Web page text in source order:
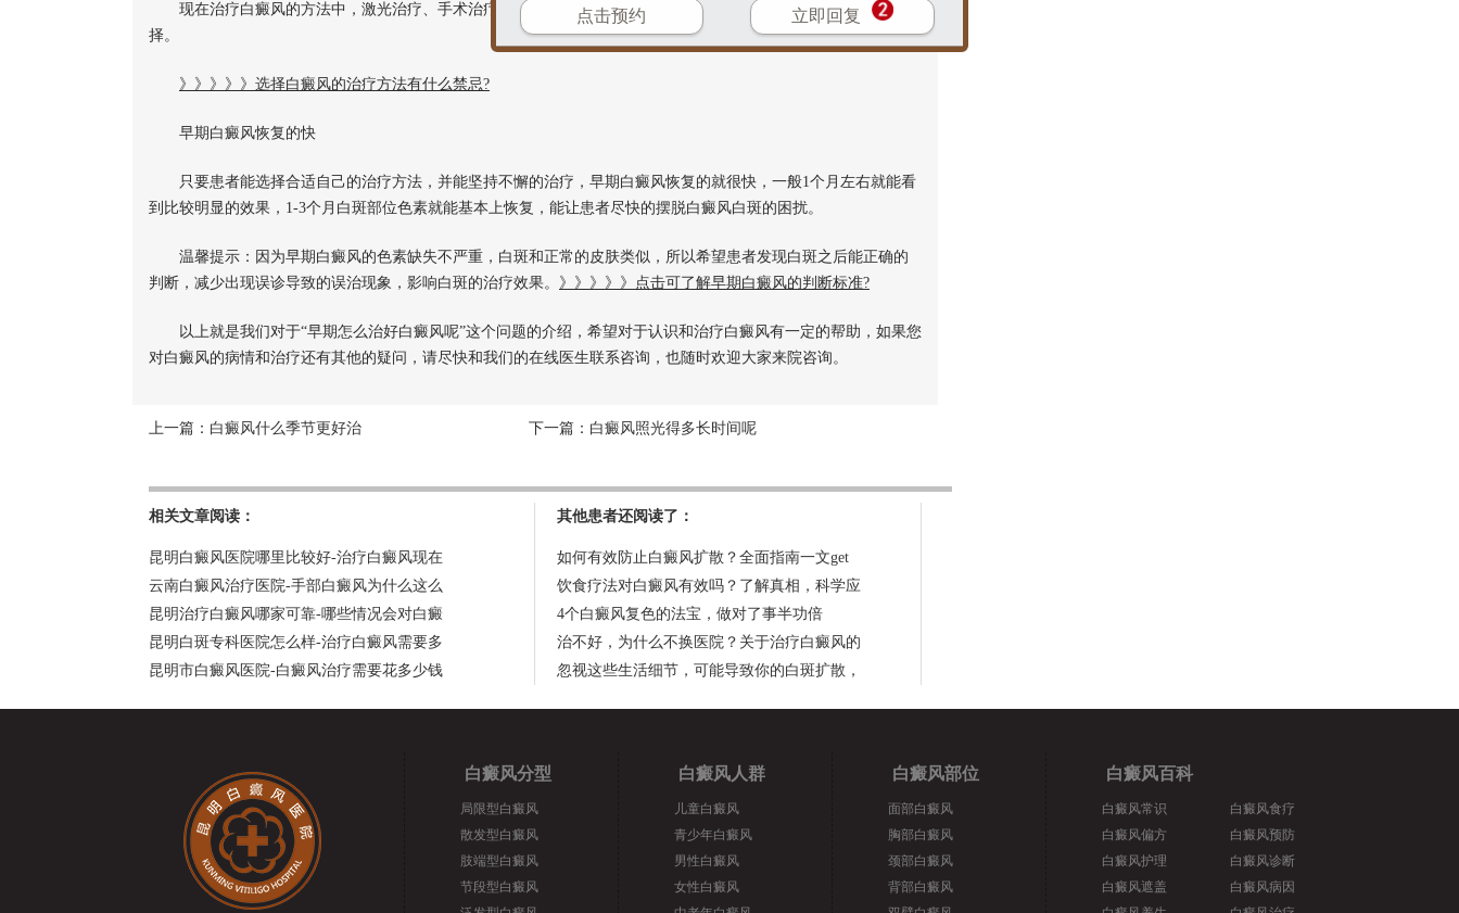
现在治疗白癜风的方法中，激光治疗、手术治疗、磁疗、药物治疗和综合治疗，效果都挺好，患者可以酌情选
择。
》》》》》选择白癜风的治疗方法有什么禁忌?
早期白癜风恢复的快
只要患者能选择合适自己的治疗方法，并能坚持不懈的治疗，早期白癜风恢复的就很快，一般1个月左右就能看
到比较明显的效果，1-3个月白斑部位色素就能基本上恢复，能让患者尽快的摆脱白癜风白斑的困扰。
温馨提示：因为早期白癜风的色素缺失不严重，白斑和正常的皮肤类似，所以希望患者发现白斑之后能正确的
判断，减少出现误诊导致的误治现象，影响白斑的治疗效果。 》》》》》点击可了解早期白癜风的判断标准?
以上就是我们对于“早期怎么治好白癜风呢”这个问题的介绍，希望对于认识和治疗白癜风有一定的帮助，如果您
对白癜风的病情和治疗还有其他的疑问，请尽快和我们的在线医生联系咨询，也随时欢迎大家来院咨询。
上一篇： 白癜风什么季节更好治 下一篇： 白癜风照光得多长时间呢
相关文章阅读：
昆明白癜风医院哪里比较好-治疗白癜风现在
云南白癜风治疗医院-手部白癜风为什么这么
昆明治疗白癜风哪家可靠-哪些情况会对白癜
昆明白斑专科医院怎么样-治疗白癜风需要多
昆明市白癜风医院-白癜风治疗需要花多少钱
其他患者还阅读了：
如何有效防止白癜风扩散？全面指南一文get
饮食疗法对白癜风有效吗？了解真相，科学应
4个白癜风复色的法宝，做对了事半功倍
治不好，为什么不换医院？关于治疗白癜风的
忽视这些生活细节，可能导致你的白斑扩散，
白癜风分型
局限型白癜风
散发型白癜风
肢端型白癜风
节段型白癜风
白癜风人群
儿童白癜风
青少年白癜风
男性白癜风
女性白癜风
白癜风部位
面部白癜风
胸部白癜风
颈部白癜风
背部白癜风
白癜风百科
白癜风常识
白癜风偏方
白癜风护理
白癜风遮盖
白癜风食疗
白癜风预防
白癜风诊断
白癜风病因
点击预约 立即回复